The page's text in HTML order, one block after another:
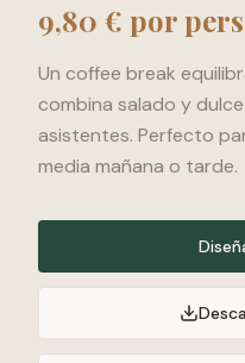
9,80 € por
Un coffee break
combina salado y
asistentes. Perfecto
media mañana o tarde.